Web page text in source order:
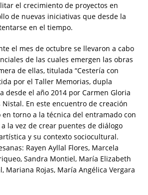
el crecimiento de proyectos en
de nuevas iniciativas que desde la
en el tiempo.
el mes de octubre se llevaron a cabo
de las cuales emergen las obras
de ellas, titulada “Cestería con
por el Taller Memorias, dupla
desde el año 2014 por Carmen Gloria
Nistal. En este encuentro de creación
en torno a la técnica del entramado con
la vez de crear puentes de diálogo
y su contexto sociocultural.
Rayen Ayllal Flores, Marcela
Sandra Montiel, María Elizabeth
Mariana Rojas, María Angélica Vergara